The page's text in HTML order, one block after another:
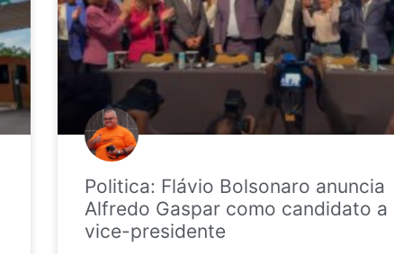
Politica: Flávio Bolsonaro anuncia
Alfredo Gaspar como candidato a
vice-presidente